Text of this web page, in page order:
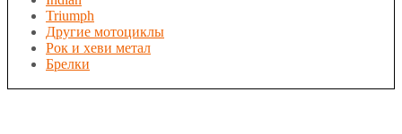
Triumph
Другие мотоциклы
Рок и хеви метал
Брелки